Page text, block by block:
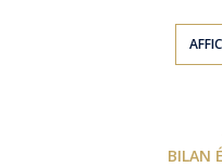
Le séjour s’ouvre sur une
vide sanitaire accessible
BILAN